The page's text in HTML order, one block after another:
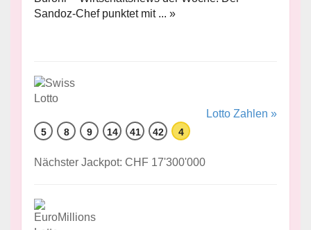
Sandoz-Chef punktet mit ... »
Lotto Zahlen »
5 8 9 14 41 42 4
Nächster Jackpot: CHF 17'300'000